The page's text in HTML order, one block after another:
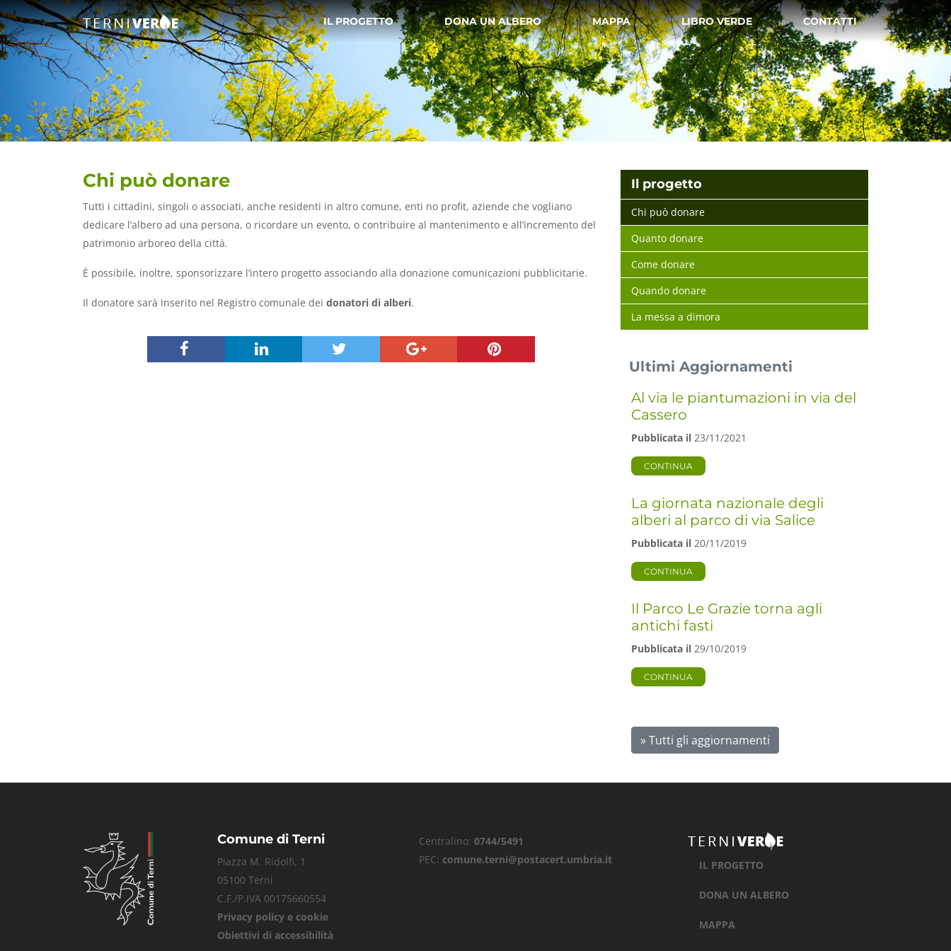
IL PROGETTO DONA UN ALBERO MAPPA LIBRO VERDE CONTATTI
Chi può donare
Tutti i cittadini, singoli o associati, anche residenti in altro comune, enti no profit, aziende che vogliano
dedicare l’albero ad una persona, o ricordare un evento, o contribuire al mantenimento e all’incremento del
patrimonio arboreo della città.
È possibile, inoltre, sponsorizzare l’intero progetto associando alla donazione comunicazioni pubblicitarie.
Il donatore sarà inserito nel Registro comunale dei donatori di alberi.
Il progetto
Chi può donare
Quanto donare
Come donare
Quando donare
La messa a dimora
Ultimi Aggiornamenti
Al via le piantumazioni in via del
Cassero
Pubblicata il 23/11/2021
CONTINUA
La giornata nazionale degli
alberi al parco di via Salice
Pubblicata il 20/11/2019
CONTINUA
Il Parco Le Grazie torna agli
antichi fasti
Pubblicata il 29/10/2019
CONTINUA
» Tutti gli aggiornamenti
Comune di Terni
Piazza M. Ridolfi, 1
05100 Terni
C.F./P.IVA 00175660554
Privacy policy e cookie
Obiettivi di accessibilità
Centralino: 0744/5491
PEC: comune.terni@postacert.umbria.it IL PROGETTO
DONA UN ALBERO
MAPPA